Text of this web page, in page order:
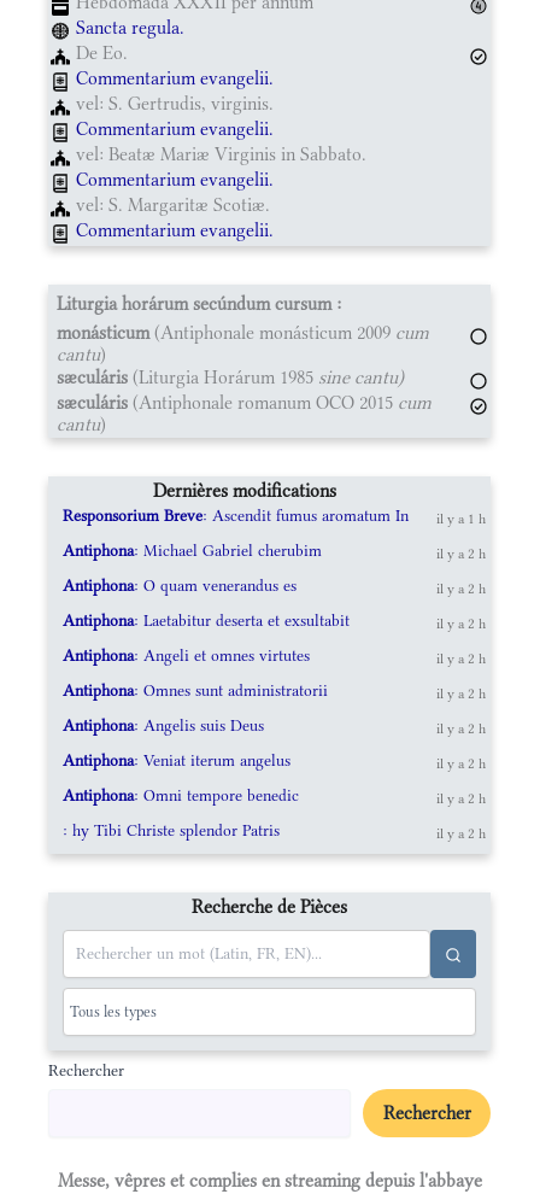
Sancta regula.
De Eo.
Commentarium evangelii.
vel: S. Gertrudis, virginis.
Commentarium evangelii.
vel: Beatæ Mariæ Virginis in Sabbato.
Commentarium evangelii.
vel: S. Margaritæ Scotiæ.
Commentarium evangelii.
Liturgia horárum secúndum cursum :
monásticum(Antiphonale monásticum 2009 cum
cantu)
sæculáris (Liturgia Horárum 1985 sine cantu)
sæculáris (Antiphonale romanum OCO 2015 cum
cantu)
Dernières modifications
Responsorium Breve: Ascendit fumus aromatum In il y a 1 h
Antiphona: Michael Gabriel cherubim il y a 2 h
Antiphona: O quam venerandus es il y a 2 h
Antiphona: Laetabitur deserta et exsultabit il y a 2 h
Antiphona: Angeli et omnes virtutes il y a 2 h
Antiphona: Omnes sunt administratorii il y a 2 h
Antiphona: Angelis suis Deus il y a 2 h
Antiphona: Veniat iterum angelus il y a 2 h
Antiphona: Omni tempore benedic il y a 2 h
: hy Tibi Christe splendor Patris il y a 2 h
Recherche de Pièces
Rechercher
Rechercher
Messe, vêpres et complies en streaming depuis l'abbaye